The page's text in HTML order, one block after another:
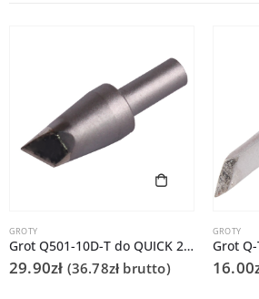
GROTY
Grot Q501-10D-T do QUICK 206D
29.90zł (36.78zł brutto)
GROTY
16.00